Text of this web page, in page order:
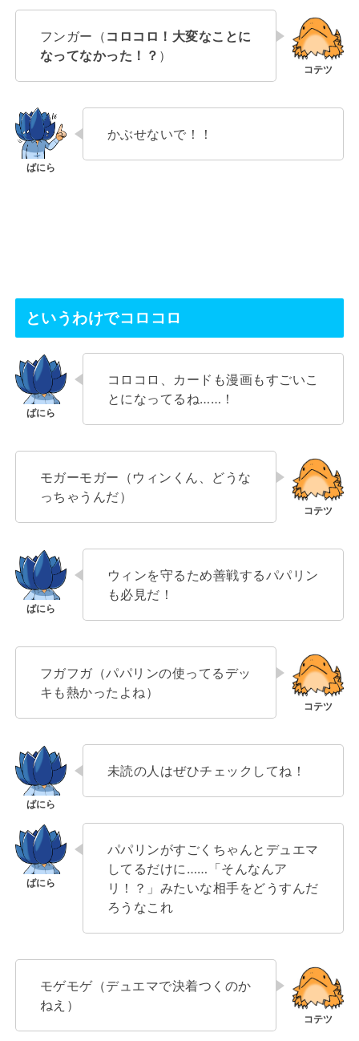
フンガー（ コロコロ！大変なことに
なってなかった！？ ）
かぶせないで！！
というわけでコロコロ
コロコロ、カードも漫画もすごいこ
とになってるね……！
モガーモガー（ウィンくん、どうな
っちゃうんだ）
ウィンを守るため善戦するパパリン
も必見だ！
フガフガ（パパリンの使ってるデッ
キも熱かったよね）
未読の人はぜひチェックしてね！
パパリンがすごくちゃんとデュエマ
してるだけに……「そんなんア
リ！？」みたいな相手をどうすんだ
ろうなこれ
モゲモゲ（デュエマで決着つくのか
ねえ）